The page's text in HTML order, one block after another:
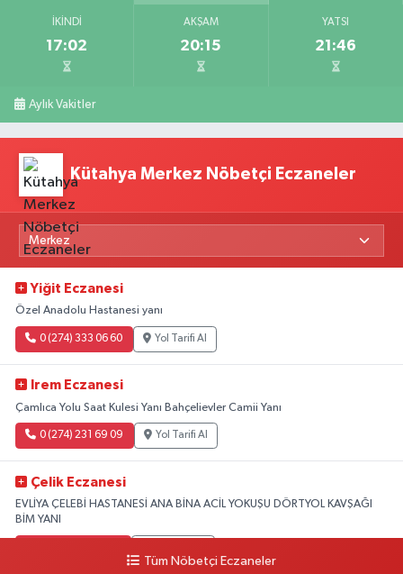
İKINDI
17:02
AKŞAM
20:15
YATSI
21:46
Aylık Vakitler
Kütahya Merkez Nöbetçi Eczaneler
Yiğit Eczanesi
Özel Anadolu Hastanesi yanı
0 (274) 333 06 60 Yol Tarifi Al
Irem Eczanesi
Çamlıca Yolu Saat Kulesi Yanı Bahçelievler Camii Yanı
0 (274) 231 69 09 Yol Tarifi Al
Çelik Eczanesi
EVLİYA ÇELEBİ HASTANESİ ANA BİNA ACİL YOKUŞU DÖRTYOL KAVŞAĞI
BİM YANI
Tüm Nöbetçi Eczaneler